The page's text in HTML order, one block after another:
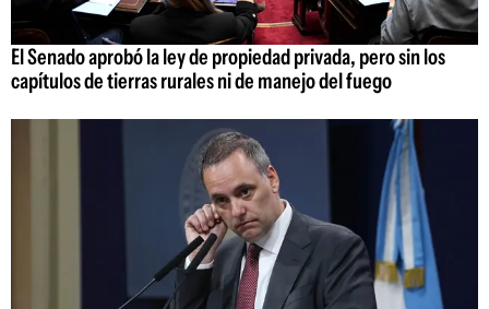
El Senado aprobó la ley de propiedad privada, pero sin los
capítulos de tierras rurales ni de manejo del fuego